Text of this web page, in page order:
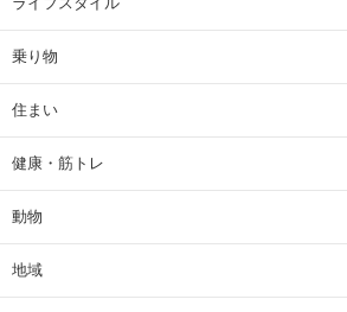
乗り物
住まい
健康・筋トレ
動物
地域